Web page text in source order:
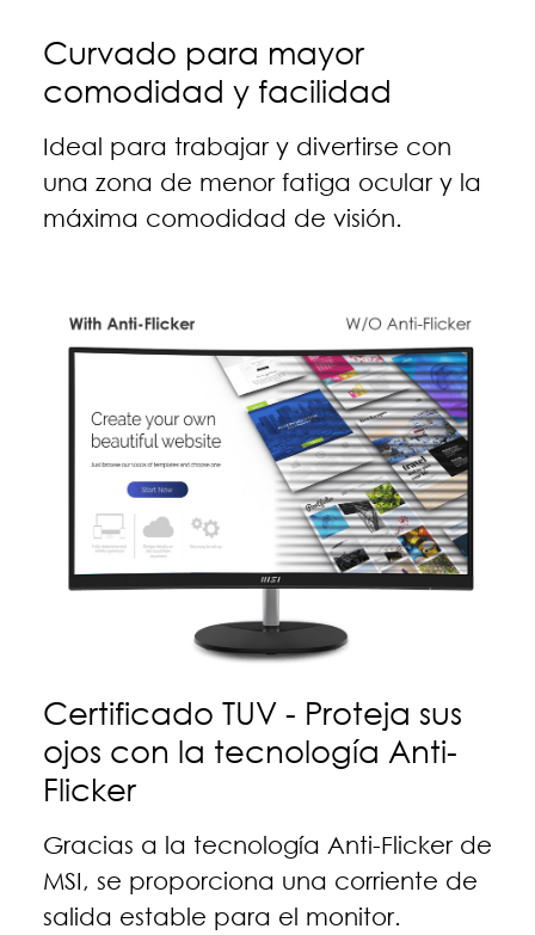
Curvado para mayor
comodidad y facilidad
Ideal para trabajar y divertirse con
una zona de menor fatiga ocular y la
máxima comodidad de visión.
Certificado TUV - Proteja sus
ojos con la tecnología Anti-
Flicker
Gracias a la tecnología Anti-Flicker de
MSI, se proporciona una corriente de
salida estable para el monitor.